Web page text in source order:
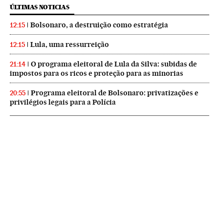
ÚLTIMAS NOTICIAS
12:15 Bolsonaro, a destruição como estratégia
12:15 Lula, uma ressurreição
21:14
O programa eleitoral de Lula da Silva: subidas de
impostos para os ricos e proteção para as minorias
20:55
Programa eleitoral de Bolsonaro: privatizações e
privilégios legais para a Polícia